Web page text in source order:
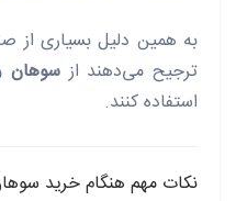
به همین دلیل بسیاری از
ترجیح می‌دهند ازسوهان
استفاده کنند.
نکات مهم هنگام خرید